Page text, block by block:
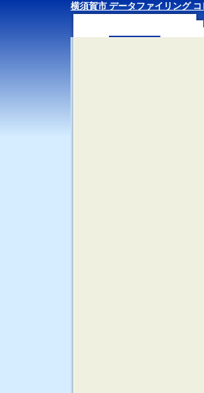
横須賀市 データファイリング